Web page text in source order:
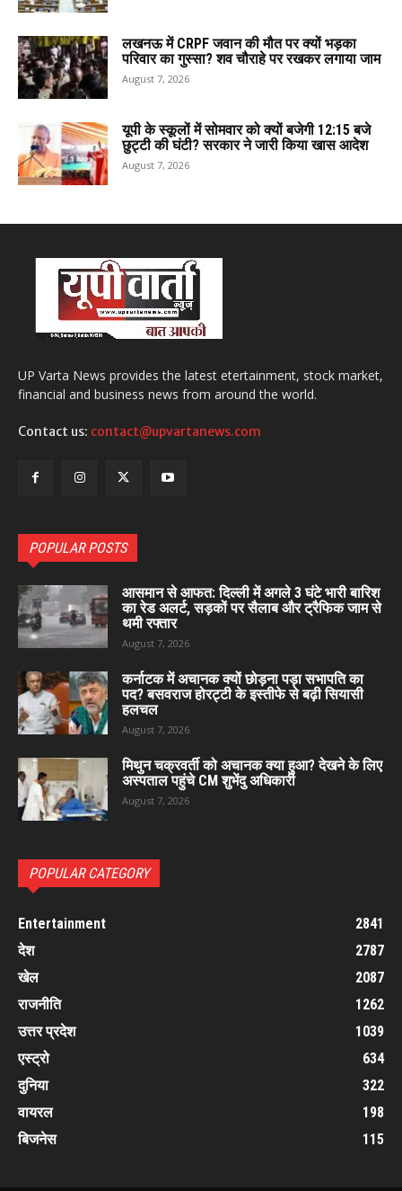
लखनऊ में CRPF जवान की मौत पर क्यों भड़का
परिवार का गुस्सा? शव चौराहे पर रखकर लगाया जाम
August 7, 2026
यूपी के स्कूलों में सोमवार को क्यों बजेगी 12:15 बजे
छुट्टी की घंटी? सरकार ने जारी किया खास आदेश
August 7, 2026
UP Varta News provides the latest etertainment, stock market,
financial and business news from around the world.
Contact us: contact@upvartanews.com
POPULAR POSTS
आसमान से आफत: दिल्ली में अगले 3 घंटे भारी बारिश
का रेड अलर्ट, सड़कों पर सैलाब और ट्रैफिक जाम से
थमी रफ्तार
August 7, 2026
कर्नाटक में अचानक क्यों छोड़ना पड़ा सभापति का
पद? बसवराज होरट्टी के इस्तीफे से बढ़ी सियासी
हलचल
August 7, 2026
मिथुन चक्रवर्ती को अचानक क्या हुआ? देखने के लिए
अस्पताल पहुंचे CM शुभेंदु अधिकारी
August 7, 2026
POPULAR CATEGORY
Entertainment
2841
देश
2787
खेल
2087
राजनीति
1262
उत्तर प्रदेश
1039
एस्ट्रो
634
दुनिया
322
वायरल
198
बिजनेस
115